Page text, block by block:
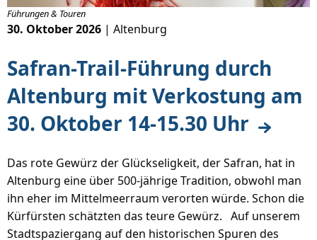
Safran-Trail-Führung durch
Altenburg mit Verkostung am
30. Oktober 14-15.30 Uhr
Führungen & Touren
30. Oktober 2026 | Altenburg
Das rote Gewürz der Glückseligkeit, der Safran, hat in
Altenburg eine über 500-jährige Tradition, obwohl man
ihn eher im Mittelmeerraum verorten würde. Schon die
Kürfürsten schätzten das teure Gewürz. Auf unserem
Stadtspaziergang auf den historischen Spuren des